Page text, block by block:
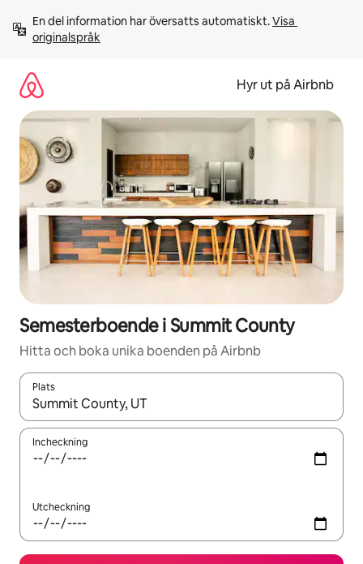
innehåll
En del information har översatts automatiskt. Visa
originalspråk
Hyr ut på Airbnb
Semesterboende i Summit County
Hitta och boka unika boenden på Airbnb
Plats
När resultaten är tillgängliga kan du navigera med upp- och
Incheckning
Utcheckning